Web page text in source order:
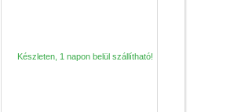
Készleten, 1 napon belül szállítható!
Garancia